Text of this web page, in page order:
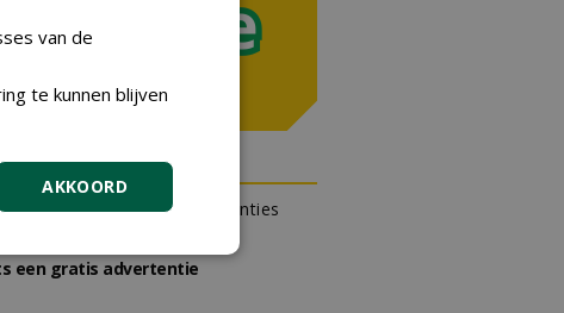
OUTLET
kan gratis kleine advertenties
een gratis advertentie
van de
te kunnen blijven
AKKOORD